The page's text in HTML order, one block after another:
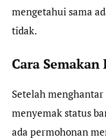
mengetahui sama
tidak.
Cara Semakan
Setelah
menyemak status
ada permohonan